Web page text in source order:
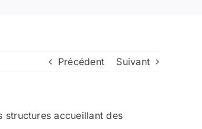
Précédent Suivant
structures accueillant des